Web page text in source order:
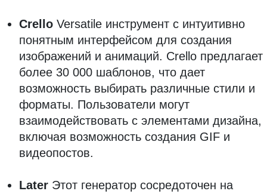
Crello Versatile инструмент с интуитивно
понятным интерфейсом для создания
изображений и анимаций. Crello предлагает
более 30 000 шаблонов, что дает
возможность выбирать различные стили и
форматы. Пользователи могут
взаимодействовать с элементами дизайна,
включая возможность создания GIF и
видеопостов.
Later Этот генератор сосредоточен на